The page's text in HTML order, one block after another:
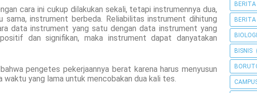
cara ini cukup dilakukan sekali, tetapi instrumennya dua,
sama, instrument berbeda. Reliabilitas instrument dihitung
data instrument yang satu dengan data instrument yang
dan signifikan, maka instrument dapat danyatakan
pengetes pekerjaannya berat karena harus menyusun
yang lama untuk mencobakan dua kali tes.
BISNIS